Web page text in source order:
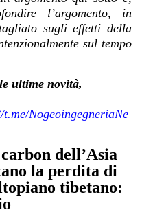
l’argomento, in
sugli effetti della
sul tempo
ultime novità,
t.me/NogeoingegneriaNe
dell’Asia
la perdita di
tibetano: